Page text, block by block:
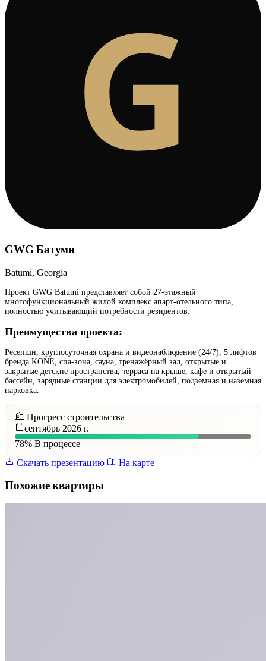
GWG Батуми
Batumi, Georgia
Проект GWG Batumi представляет собой 27-этажный
многофункциональный жилой комплекс апарт-отельного типа,
полностью учитывающий потребности резидентов.
Преимущества проекта:
Ресепшн, круглосуточная охрана и видеонаблюдение (24/7), 5 лифтов
бренда KONE, спа-зона, сауна, тренажёрный зал, открытые и
закрытые детские пространства, терраса на крыше, кафе и открытый
бассейн, зарядные станции для электромобилей, подземная и наземная
парковка.
Прогресс строительства
сентябрь 2026 г.
78% В процессе
Скачать презентацию
На карте
Похожие квартиры